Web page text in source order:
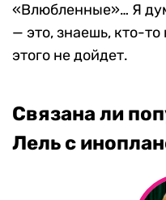
«Влюбленные»… Я
— это, знаешь, кто-
этого не дойдет.
Связана ли
Лель с